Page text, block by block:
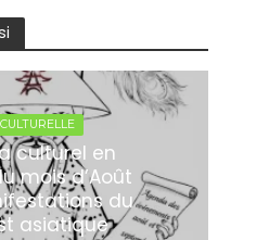
culturel en
mois d’Août
du
asiatique